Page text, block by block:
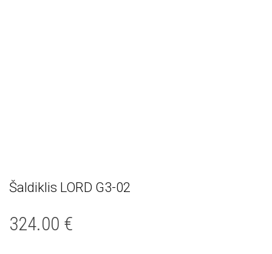
Šaldiklis LORD G3-02
324.00 €